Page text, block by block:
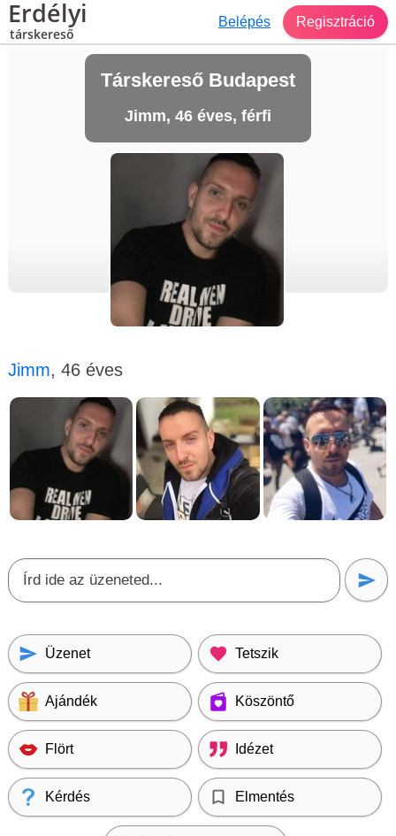
Erdélyi
társkereső
Belépés Regisztráció
Társkereső Budapest
Jimm, 46 éves, férfi
Jimm, 46 éves
Üzenet Tetszik
Ajándék Köszöntő
Flört Idézet
Kérdés Elmentés